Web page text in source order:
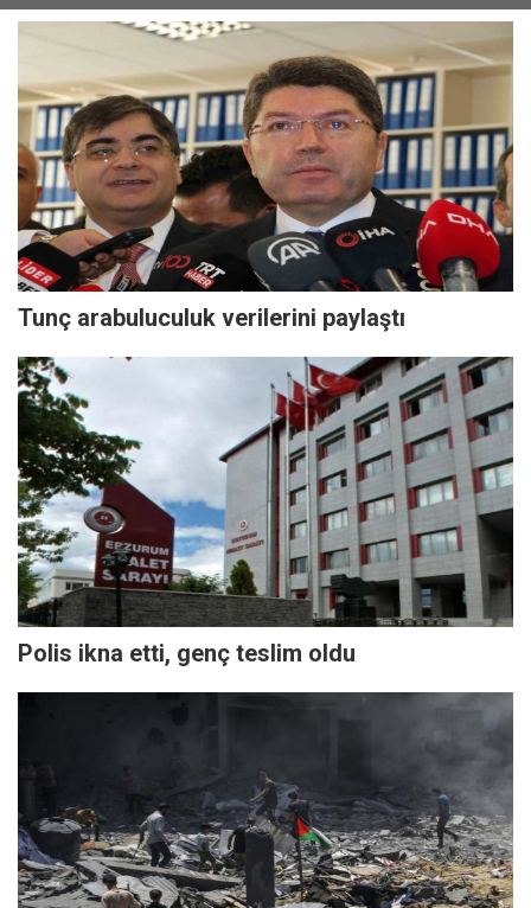
Tunç arabuluculuk verilerini paylaştı
Polis ikna etti, genç teslim oldu